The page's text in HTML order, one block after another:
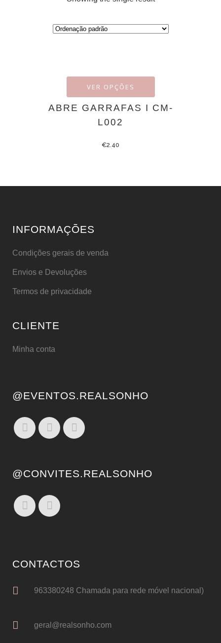
VER OPÇÕES
ABRE GARRAFAS I CM-
L002
€2.40
INFORMAÇÕES
Condições gerais de venda
Envios e Devoluções
Termos de privacidade
CLIENTE
Minha conta
@EVENTOS.REALSONHO
@CONVITES.REALSONHO
CONTACTOS
963380248 Chamada para rede móvel nacional)
geral@realsonho.com